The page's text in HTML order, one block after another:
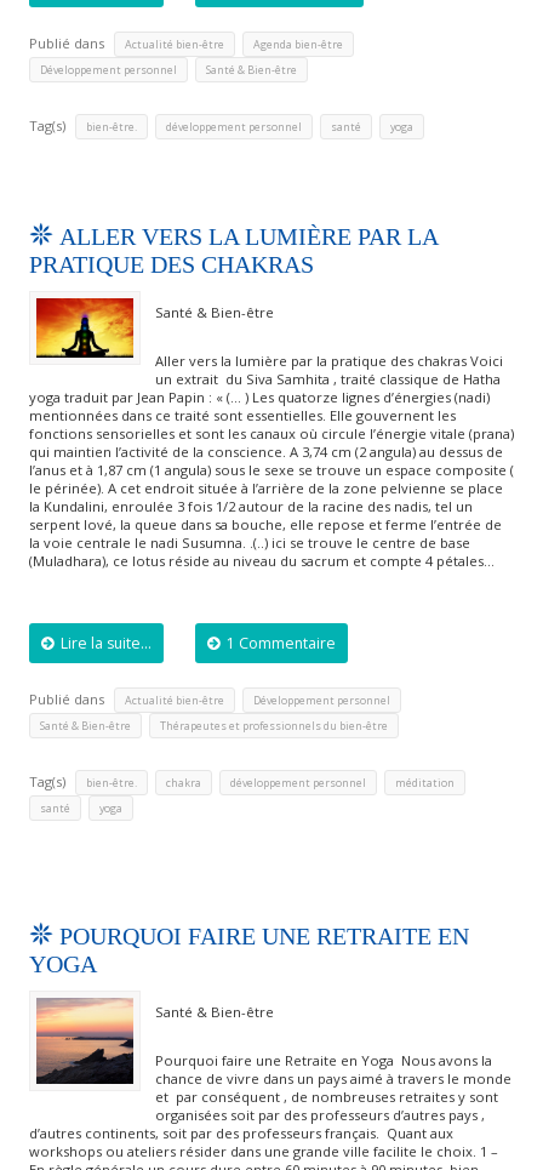
Publié dans Actualité bien-être Agenda bien-être
Développement personnel Santé & Bien-être
Tag(s) bien-être. développement personnel santé yoga
ALLER VERS LA LUMIÈRE PAR LA
PRATIQUE DES CHAKRAS
Santé & Bien-être
Aller vers la lumière par la pratique des chakras Voici
un extrait du Siva Samhita , traité classique de Hatha
yoga traduit par Jean Papin : « (… ) Les quatorze lignes d’énergies (nadi)
mentionnées dans ce traité sont essentielles. Elle gouvernent les
fonctions sensorielles et sont les canaux où circule l’énergie vitale (prana)
qui maintien l’activité de la conscience. A 3,74 cm (2 angula) au dessus de
l’anus et à 1,87 cm (1 angula) sous le sexe se trouve un espace composite (
le périnée). A cet endroit située à l’arrière de la zone pelvienne se place
la Kundalini, enroulée 3 fois 1/2 autour de la racine des nadis, tel un
serpent lové, la queue dans sa bouche, elle repose et ferme l’entrée de
la voie centrale le nadi Susumna. .(..) ici se trouve le centre de base
(Muladhara), ce lotus réside au niveau du sacrum et compte 4 pétales…
Lire la suite... 1 Commentaire
Publié dans Actualité bien-être Développement personnel
Santé & Bien-être Thérapeutes et professionnels du bien-être
Tag(s) bien-être. chakra développement personnel méditation
santé yoga
POURQUOI FAIRE UNE RETRAITE EN
YOGA
Santé & Bien-être
Pourquoi faire une Retraite en Yoga Nous avons la
chance de vivre dans un pays aimé à travers le monde
et par conséquent , de nombreuses retraites y sont
organisées soit par des professeurs d’autres pays ,
d’autres continents, soit par des professeurs français. Quant aux
workshops ou ateliers résider dans une grande ville facilite le choix. 1 –